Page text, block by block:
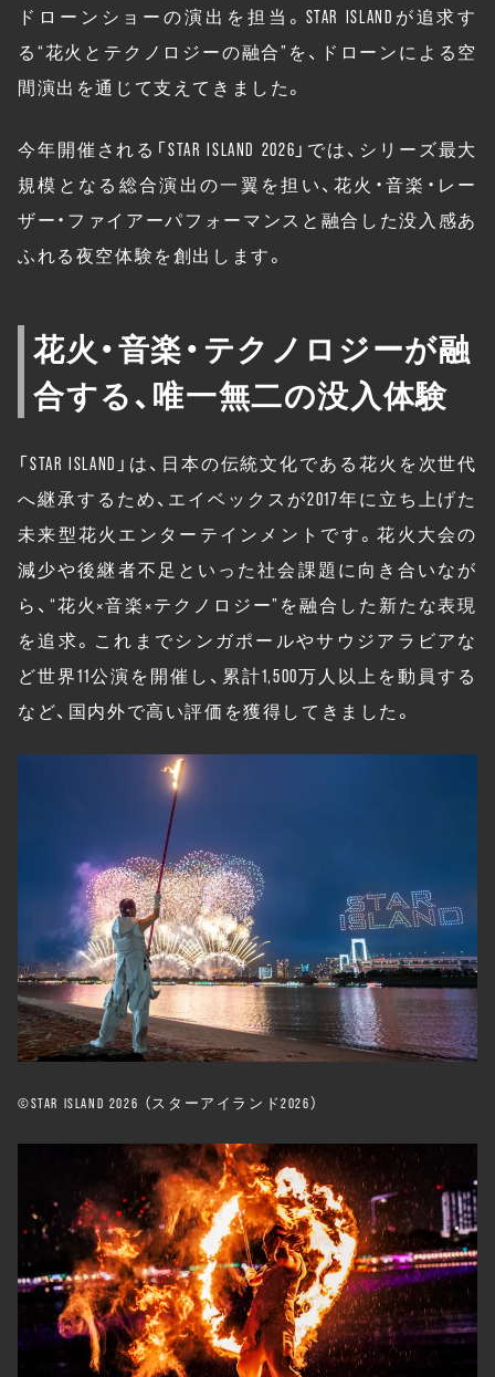
ドローンショーの演出を担当。STAR ISLANDが追求す
る“花火とテクノロジーの融合”を、ドローンによる空
間演出を通じて支えてきました。
今年開催される「STAR ISLAND 2026」では、シリーズ最大
規模となる総合演出の一翼を担い、花火・音楽・レー
ザー・ファイアーパフォーマンスと融合した没入感あ
ふれる夜空体験を創出します。
花火・音楽・テクノロジーが融
合する、唯一無二の没入体験
「STAR ISLAND」は、日本の伝統文化である花火を次世代
へ継承するため、エイベックスが2017年に立ち上げた
未来型花火エンターテインメントです。花火大会の
減少や後継者不足といった社会課題に向き合いなが
ら、“花火×音楽×テクノロジー”を融合した新たな表現
を追求。これまでシンガポールやサウジアラビアな
ど世界11公演を開催し、累計1,500万人以上を動員する
など、国内外で高い評価を獲得してきました。
©️STAR ISLAND 2026 （スターアイランド2026）